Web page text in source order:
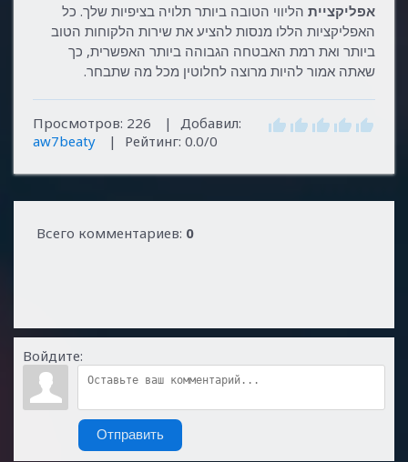
אפליקציית הליווי הטובה ביותר תלויה בציפיות שלך. כל
האפליקציות הללו מנסות להציע את שירות הלקוחות הטוב
ביותר ואת רמת האבטחה הגבוהה ביותר האפשרית, כך
שאתה אמור להיות מרוצה לחלוטין מכל מה שתבחר.
Просмотров: 226 | Добавил:
aw7beaty
| Рейтинг: 0.0/0
Всего комментариев: 0
Войдите:
Отправить